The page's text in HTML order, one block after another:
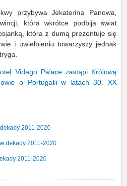
przybywa Jekaterina Panowa,
która wkrótce podbija świat
która z dumą prezentuje się
i uwielbieniu towarzyszy jednak
Vidago Palace zastąpi Królową
o Portugalii w latach 30. XX
2011-2020
dekady 2011-2020
2011-2020